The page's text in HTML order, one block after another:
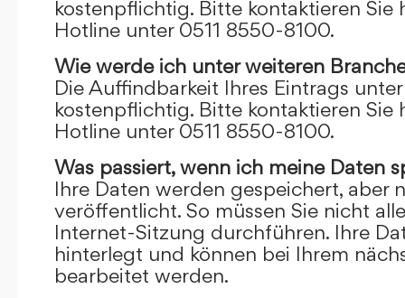
kostenpflichtig. Bitte kontaktieren Sie
Hotline unter 0511 8550-8100.
Wie werde ich unter weiteren
Die Auffindbarkeit Ihres Eintrags
kostenpflichtig. Bitte kontaktieren Sie
Hotline unter 0511 8550-8100.
Was passiert, wenn ich meine Daten
Ihre Daten werden gespeichert, aber
veröffentlicht. So müssen Sie nicht
Internet-Sitzung durchführen. Ihre
hinterlegt und können bei Ihrem
bearbeitet werden.